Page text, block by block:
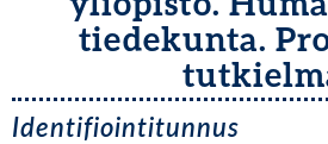
tiedekunta.
Identifiointitunnus